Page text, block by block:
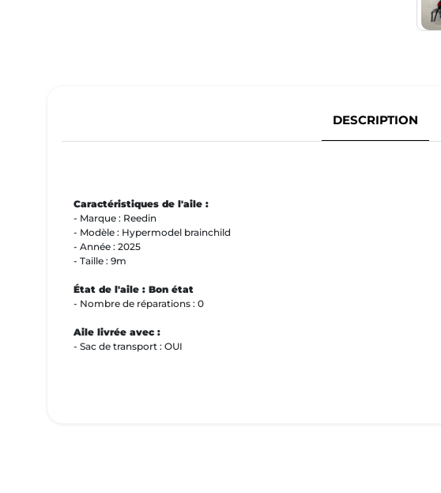
DESCRIPTION
Caractéristiques de l'aile :
- Marque : Reedin
- Modèle : Hypermodel brainchild
- Année : 2025
- Taille : 9m
État de l'aile : Bon état
- Nombre de réparations : 0
Aile livrée avec :
- Sac de transport : OUI